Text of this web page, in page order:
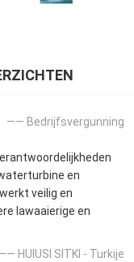
—— Bedrijfsvergunning
en
veilig en
lawaaierige en
HUlUSI SITKI - Turkije